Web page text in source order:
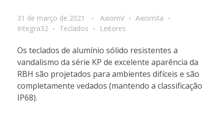
31 de março de 2021 AxiomV
AxiomXa
Integra32
Teclados Leitores
Os teclados de alumínio sólido resistentes a
vandalismo da série KP de excelente aparência da
RBH são projetados para ambientes difíceis e são
completamente vedados (mantendo a classificação
IP68).